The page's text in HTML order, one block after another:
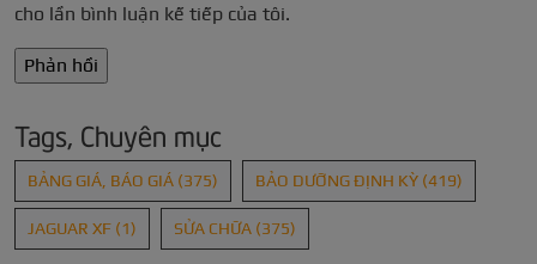
cho lần bình luận kế tiếp của tôi.
Tags, Chuyên mục
BẢNG GIÁ, BÁO GIÁ (375) BẢO DƯỠNG ĐỊNH KỲ (419)
JAGUAR XF (1) SỬA CHỮA (375)